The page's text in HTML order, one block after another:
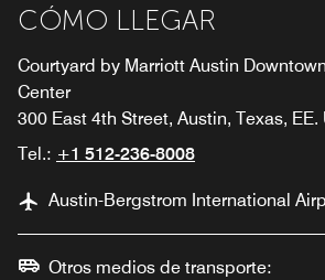
CÓMO LLEGAR
Courtyard by Marriott Austin
Center
300 East 4th Street, Austin, Texas, EE.
Tel.: +1 512-236-8008
Austin-Bergstrom International
Otros medios de transporte: